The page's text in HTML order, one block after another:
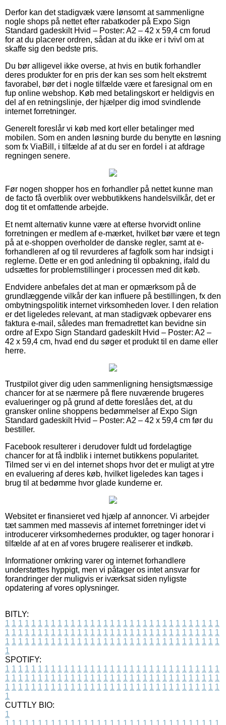
Derfor kan det stadigvæk være lønsomt at sammenligne
nogle shops på nettet efter rabatkoder på Expo Sign
Standard gadeskilt Hvid – Poster: A2 – 42 x 59,4 cm forud
for at du placerer ordren, sådan at du ikke er i tvivl om at
skaffe sig den bedste pris.
Du bør alligevel ikke overse, at hvis en butik forhandler
deres produkter for en pris der kan ses som helt ekstremt
favorabel, bør det i nogle tilfælde være et faresignal om en
fup online webshop. Køb med betalingskort er heldigvis en
del af en retningslinje, der hjælper dig imod svindlende
internet forretninger.
Generelt foreslår vi køb med kort eller betalinger med
mobilen. Som en anden løsning burde du benytte en løsning
som fx ViaBill, i tilfælde af at du ser en fordel i at afdrage
regningen senere.
Før nogen shopper hos en forhandler på nettet kunne man
de facto få overblik over webbutikkens handelsvilkår, det er
dog tit et omfattende arbejde.
Et nemt alternativ kunne være at efterse hvorvidt online
forretningen er medlem af e-mærket, hvilket bør være et tegn
på at e-shoppen overholder de danske regler, samt at e-
forhandleren af og til revurderes af fagfolk som har indsigt i
reglerne. Dette er en god anledning til opbakning, ifald du
udsættes for problemstillinger i processen med dit køb.
Endvidere anbefales det at man er opmærksom på de
grundlæggende vilkår der kan influere på bestillingen, fx den
ombytningspolitik internet virksomheden lover. I den relation
er det ligeledes relevant, at man stadigvæk opbevarer ens
faktura e-mail, således man fremadrettet kan bevidne sin
ordre af Expo Sign Standard gadeskilt Hvid – Poster: A2 –
42 x 59,4 cm, hvad end du søger et produkt til en dame eller
herre.
Trustpilot giver dig uden sammenligning hensigtsmæssige
chancer for at se nærmere på flere nuværende brugeres
evalueringer og på grund af dette foreslåes det, at du
gransker online shoppens bedømmelser af Expo Sign
Standard gadeskilt Hvid – Poster: A2 – 42 x 59,4 cm før du
bestiller.
Facebook resulterer i derudover fuldt ud fordelagtige
chancer for at få indblik i internet butikkens popularitet.
Tilmed ser vi en del internet shops hvor det er muligt at ytre
en evaluering af deres køb, hvilket ligeledes kan tages i
brug til at bedømme hvor glade kunderne er.
Websitet er finansieret ved hjælp af annoncer. Vi arbejder
tæt sammen med massevis af internet forretninger idet vi
introducerer virksomhedernes produkter, og tager honorar i
tilfælde af at en af vores brugere realiserer et indkøb.
Informationer omkring varer og internet forhandlere
understøttes hyppigt, men vi påtager os intet ansvar for
forandringer der muligvis er iværksat siden nyligste
opdatering af vores oplysninger.
BITLY:
1 1 1 1 1 1 1 1 1 1 1 1 1 1 1 1 1 1 1 1 1 1 1 1 1 1 1 1 1 1 1 1 1
1 1 1 1 1 1 1 1 1 1 1 1 1 1 1 1 1 1 1 1 1 1 1 1 1 1 1 1 1 1 1 1 1
1 1 1 1 1 1 1 1 1 1 1 1 1 1 1 1 1 1 1 1 1 1 1 1 1 1 1 1 1 1 1 1 1
1
SPOTIFY:
1 1 1 1 1 1 1 1 1 1 1 1 1 1 1 1 1 1 1 1 1 1 1 1 1 1 1 1 1 1 1 1 1
1 1 1 1 1 1 1 1 1 1 1 1 1 1 1 1 1 1 1 1 1 1 1 1 1 1 1 1 1 1 1 1 1
1 1 1 1 1 1 1 1 1 1 1 1 1 1 1 1 1 1 1 1 1 1 1 1 1 1 1 1 1 1 1 1 1
1
CUTTLY BIO:
1
1 1 1 1 1 1 1 1 1 1 1 1 1 1 1 1 1 1 1 1 1 1 1 1 1 1 1 1 1 1 1 1 1